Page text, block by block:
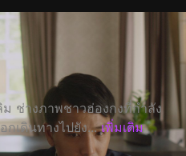
ช่างภาพชาวฮ่องกงที่กำลัง
กเดินทางไปยัง... เพิ่มเติม